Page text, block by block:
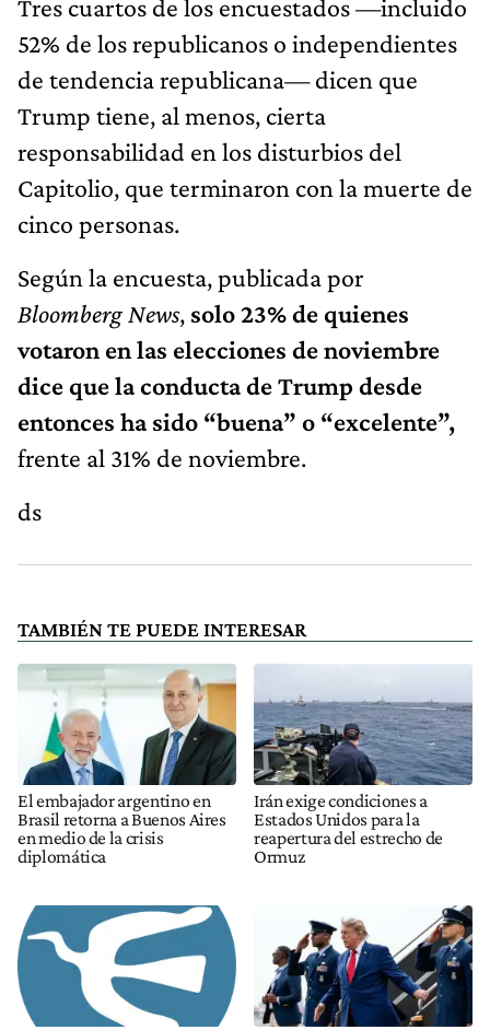
Tres cuartos de los encuestados —incluido
52% de los republicanos o independientes
de tendencia republicana— dicen que
Trump tiene, al menos, cierta
responsabilidad en los disturbios del
Capitolio, que terminaron con la muerte de
cinco personas.
Según la encuesta, publicada por
Bloomberg News, solo 23% de quienes
votaron en las elecciones de noviembre
dice que la conducta de Trump desde
entonces ha sido “buena” o “excelente”,
frente al 31% de noviembre.
ds
TAMBIÉN TE PUEDE INTERESAR
El embajador argentino en
Brasil retorna a Buenos Aires
en medio de la crisis
diplomática
Irán exige condiciones a
Estados Unidos para la
reapertura del estrecho de
Ormuz